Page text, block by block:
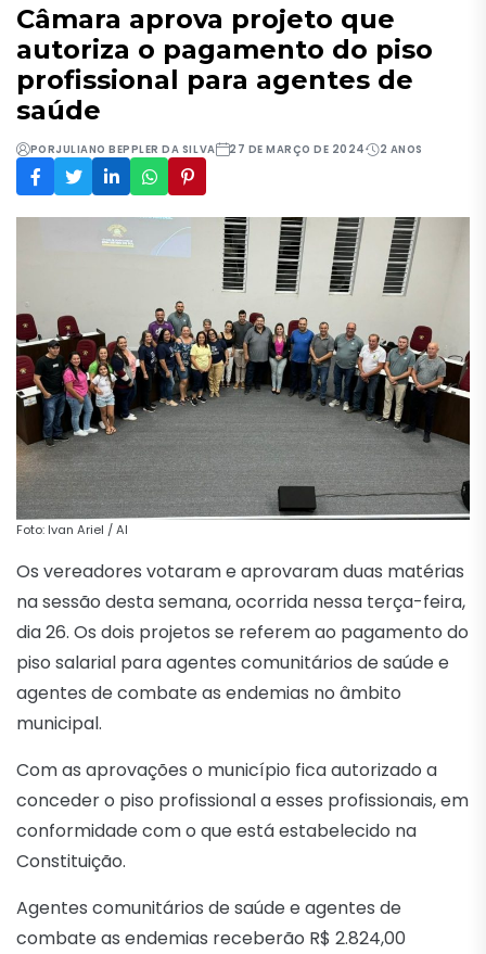
Câmara aprova projeto que
autoriza o pagamento do piso
profissional para agentes de
saúde
PORJULIANO BEPPLER DA SILVA 27 DE MARÇO DE 2024 2 ANOS
Foto: Ivan Ariel / AI
Os vereadores votaram e aprovaram duas matérias
na sessão desta semana, ocorrida nessa terça-feira,
dia 26. Os dois projetos se referem ao pagamento do
piso salarial para agentes comunitários de saúde e
agentes de combate as endemias no âmbito
municipal.
Com as aprovações o município fica autorizado a
conceder o piso profissional a esses profissionais, em
conformidade com o que está estabelecido na
Constituição.
Agentes comunitários de saúde e agentes de
combate as endemias receberão R$ 2.824,00